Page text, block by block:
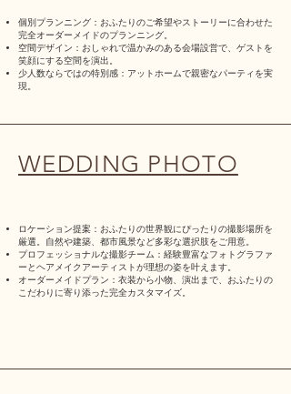
個別プランニング：おふたりのご希望やストーリーに合わせた
完全オーダーメイドのプランニング。
空間デザイン：おしゃれで温かみのある会場設営で、ゲストを
笑顔にする空間を演出。
少人数ならではの特別感：アットホームで親密なパーティを実
現。
WEDDING PHOTO
ロケーション提案：おふたりの世界観にぴったりの撮影場所を
厳選。自然や建築、 都市風景など多彩な選択肢をご用意。
プロフェッショナルな撮影チーム：経験豊富なフォトグラファ
ーとヘアメイクアーティストが理想の姿を叶えます。
オーダーメイドプラン：衣装から小物、演出まで、おふたりの
こだわりに寄り添った完全カスタマイズ。